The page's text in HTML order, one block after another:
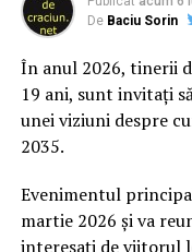
prevenție. În 2025,
rănite grav în
au pierdut viața pe
În acest context,
Viața!” își propune
într-o experiență
care îi ajută pe
impactul deciziilor
De Baciu Sorin
În anul 2026, tinerii
19 ani, sunt invitați
unei viziuni despre
2035.
Evenimentul
martie 2026 și va
interesați de viitorul